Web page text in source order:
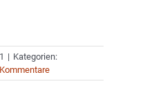
| Kategorien: